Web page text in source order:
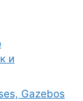
и
Gazebos